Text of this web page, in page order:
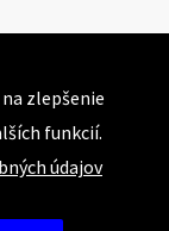
zlepšenie
funkcií.
údajov